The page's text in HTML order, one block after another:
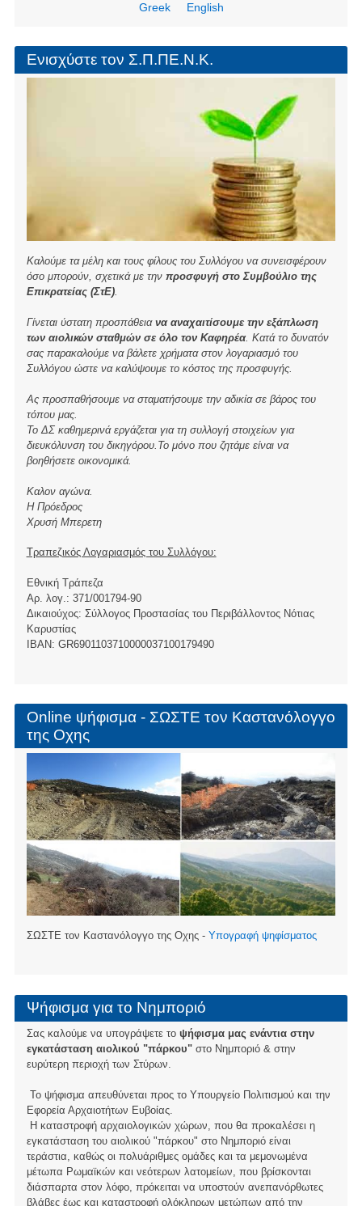
o
o
Greek English
Ενισχύστε τον Σ.Π.ΠΕ.Ν.Κ.
Καλούμε τα μέλη και τους φίλους του Συλλόγου να συνεισφέρουν
όσο μπορούν, σχετικά με την προσφυγή στο Συμβούλιο της
Επικρατείας (ΣτΕ).
Γίνεται ύστατη προσπάθεια να αναχαιτίσουμε την εξάπλωση
των αιολικών σταθμών σε όλο τον Καφηρέα. Κατά το δυνατόν
σας παρακαλούμε να βάλετε χρήματα στον λογαριασμό του
Συλλόγου ώστε να καλύψουμε το κόστος της προσφυγής.
Ας προσπαθήσουμε να σταματήσουμε την αδικία σε βάρος του
τόπου μας.
Το ΔΣ καθημερινά εργάζεται για τη συλλογή στοιχείων για
διευκόλυνση του δικηγόρου.Το μόνο που ζητάμε είναι να
βοηθήσετε οικονομικά.
Καλον αγώνα.
Η Πρόεδρος
Χρυσή Μπερετη
Τραπεζικός Λογαριασμός του Συλλόγου:
Εθνική Τράπεζα
Αρ. λογ.: 371/001794-90
Δικαιούχος: Σύλλογος Προστασίας του Περιβάλλοντος Νότιας
Καρυστίας
ΙBAN: GR6901103710000037100179490
Online ψήφισμα - ΣΩΣΤΕ τον Καστανόλογγο
της Οχης
ΣΩΣΤΕ τον Καστανόλογγο της Οχης - Υπογραφή ψηφίσματος
Ψήφισμα για το Νημποριό
Σας καλούμε να υπογράψετε το ψήφισμα μας ενάντια στην
εγκατάσταση αιολικού "πάρκου"στο Νημποριό & στην
ευρύτερη περιοχή των Στύρων.
Το ψήφισμα απευθύνεται προς το Υπουργείο Πολιτισμού και την
Εφορεία Αρχαιοτήτων Ευβοίας.
Η καταστροφή αρχαιολογικών χώρων, που θα προκαλέσει η
εγκατάσταση του αιολικού "πάρκου" στο Νημποριό είναι
τεράστια, καθώς οι πολυάριθμες ομάδες και τα μεμονωμένα
μέτωπα Ρωμαϊκών και νεότερων λατομείων, που βρίσκονται
διάσπαρτα στον λόφο, πρόκειται να υποστούν ανεπανόρθωτες
βλάβες έως και καταστροφή ολόκληρων μετώπων από την